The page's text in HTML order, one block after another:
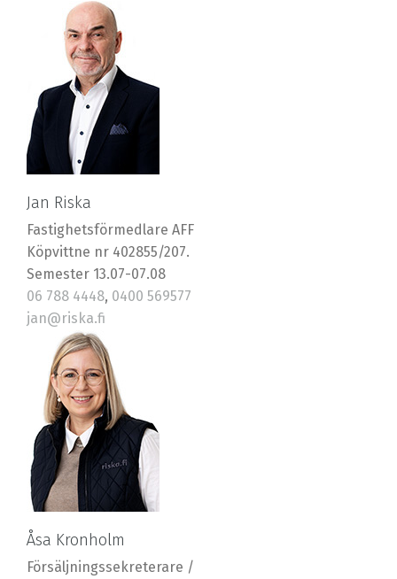
Jan Riska
Fastighetsförmedlare AFF
Köpvittne nr 402855/207.
Semester 13.07-07.08
06 788 4448, 0400 569577
jan@riska.fi
Åsa Kronholm
Försäljningssekreterare /